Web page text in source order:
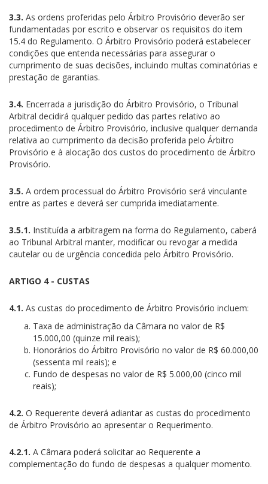
3.3. As ordens proferidas pelo Árbitro Provisório deverão ser
fundamentadas por escrito e observar os requisitos do item
15.4 do Regulamento. O Árbitro Provisório poderá estabelecer
condições que entenda necessárias para assegurar o
cumprimento de suas decisões, incluindo multas cominatórias e
prestação de garantias.
3.4. Encerrada a jurisdição do Árbitro Provisório, o Tribunal
Arbitral decidirá qualquer pedido das partes relativo ao
procedimento de Árbitro Provisório, inclusive qualquer demanda
relativa ao cumprimento da decisão proferida pelo Árbitro
Provisório e à alocação dos custos do procedimento de Árbitro
Provisório.
3.5. A ordem processual do Árbitro Provisório será vinculante
entre as partes e deverá ser cumprida imediatamente.
3.5.1. Instituída a arbitragem na forma do Regulamento, caberá
ao Tribunal Arbitral manter, modificar ou revogar a medida
cautelar ou de urgência concedida pelo Árbitro Provisório.
ARTIGO 4 - CUSTAS
4.1. As custas do procedimento de Árbitro Provisório incluem:
Taxa de administração da Câmara no valor de R$
15.000,00 (quinze mil reais);
Honorários do Árbitro Provisório no valor de R$ 60.000,00
(sessenta mil reais); e
Fundo de despesas no valor de R$ 5.000,00 (cinco mil
reais);
4.2. O Requerente deverá adiantar as custas do procedimento
de Árbitro Provisório ao apresentar o Requerimento.
4.2.1. A Câmara poderá solicitar ao Requerente a
complementação do fundo de despesas a qualquer momento.